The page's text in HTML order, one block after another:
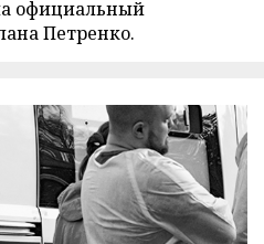
официальный
Петренко.